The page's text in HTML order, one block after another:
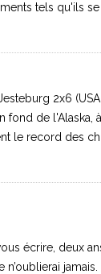
tels qu'ils
2x6
fond de l'Alaska,
le record des
écrire, deux
n’oublierai